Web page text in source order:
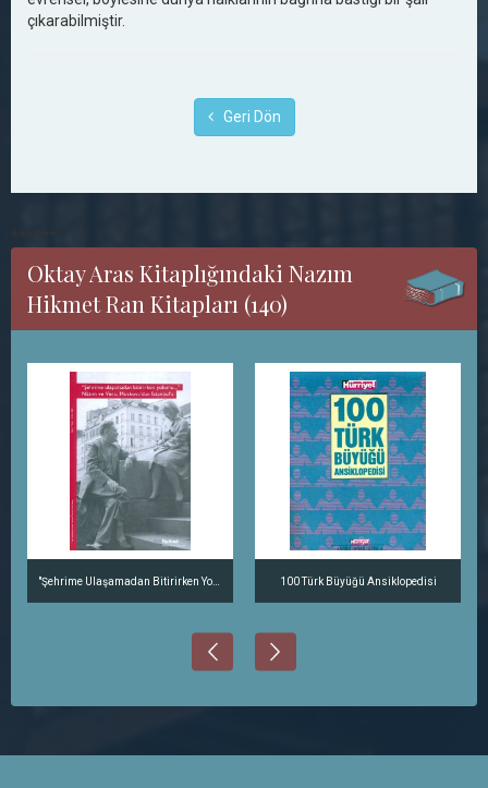
çıkarabilmiştir.
Geri Dön
Oktay Aras Kitaplığındaki Nazım
Hikmet Ran Kitapları (140)
100 Türk Büyüğü Ansiklopedisi